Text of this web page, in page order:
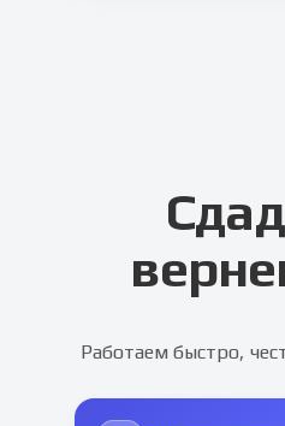
Работаем быстро,